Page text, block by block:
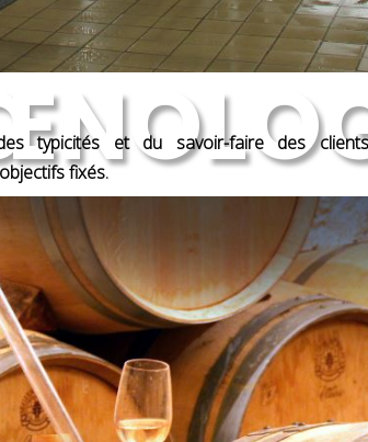
typicités et du savoir-faire des
fixés.